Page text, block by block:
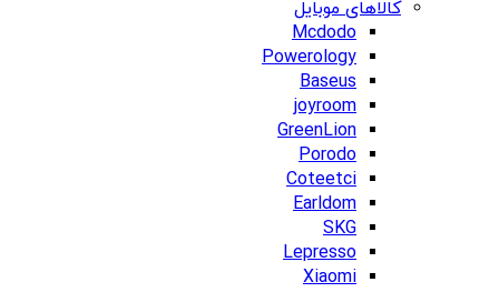
کالاهای موبایل
Mcdodo
Powerology
Baseus
joyroom
GreenLion
Porodo
Coteetci
Earldom
SKG
Lepresso
Xiaomi